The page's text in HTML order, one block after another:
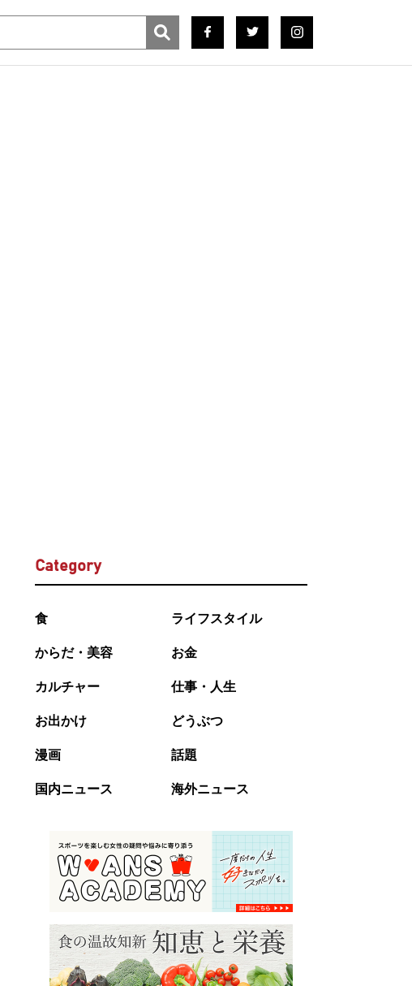
Category
食 ライフスタイル
からだ・美容 お金
カルチャー 仕事・人生
お出かけ どうぶつ
漫画 話題
国内ニュース 海外ニュース